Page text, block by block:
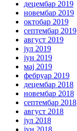
децембар 2019
новембар 2019
октобар 2019
септембар 2019
август 2019
јул 2019
јун 2019
мај 2019
фебруар 2019
децембар 2018
новембар 2018
септембар 2018
август 2018
јул 2018
јун 2018